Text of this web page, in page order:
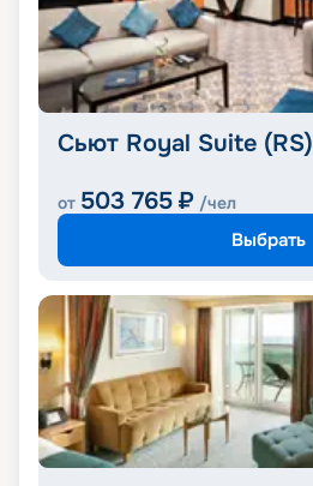
Сьют Royal Suite (RS)
от 503 765 ₽ /чел
Выбрать